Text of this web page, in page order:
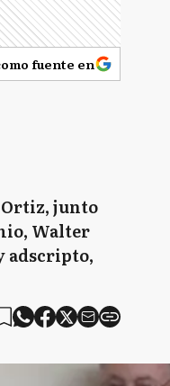
fuente en
junto
Walter
adscripto,